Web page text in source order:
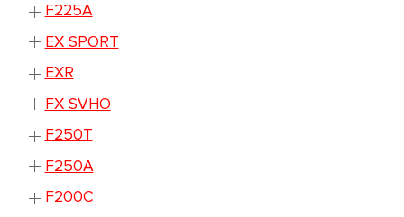
F225A
EX SPORT
EXR
FX SVHO
F250T
F250A
F200C